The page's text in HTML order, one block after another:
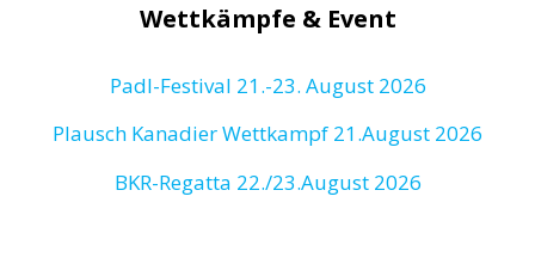
Wettkämpfe & Event
Padl-Festival 21.-23. August 2026
Plausch Kanadier Wettkampf 21.August 2026
BKR-Regatta 22./23.August 2026